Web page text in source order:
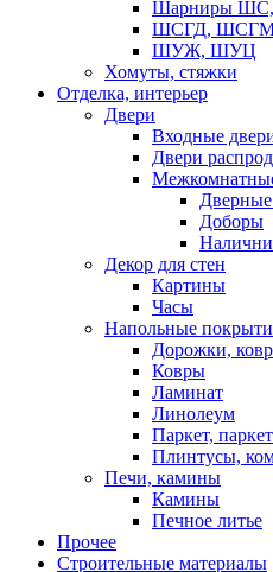
Шарниры
ШСГД,
ШУЖ, ШУЦ
Хомуты, стяжки
Отделка, интерьер
Двери
Входные
Двери
Дверные
Доборы
Декор для стен
Картины
Часы
Напольные
Дорожки,
Ковры
Ламинат
Линолеум
Паркет,
Плинтусы,
Печи, камины
Камины
Печное литье
Прочее
Строительные материалы